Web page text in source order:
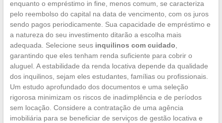
enquanto o empréstimo in fine, menos comum, se caracteriza
pelo reembolso do capital na data de vencimento, com os juros
sendo pagos periodicamente. Sua capacidade de empréstimo e
a natureza do seu investimento ditarão a escolha mais
adequada. Selecione seus inquilinos com cuidado,
garantindo que eles tenham renda suficiente para cobrir o
aluguel. A estabilidade da renda locativa depende da qualidade
dos inquilinos, sejam eles estudantes, famílias ou profissionais.
Um estudo aprofundado dos documentos e uma seleção
rigorosa minimizam os riscos de inadimplência e de períodos
sem locação. Considere a contratação de uma agência
imobiliária para se beneficiar de serviços de gestão locativa e